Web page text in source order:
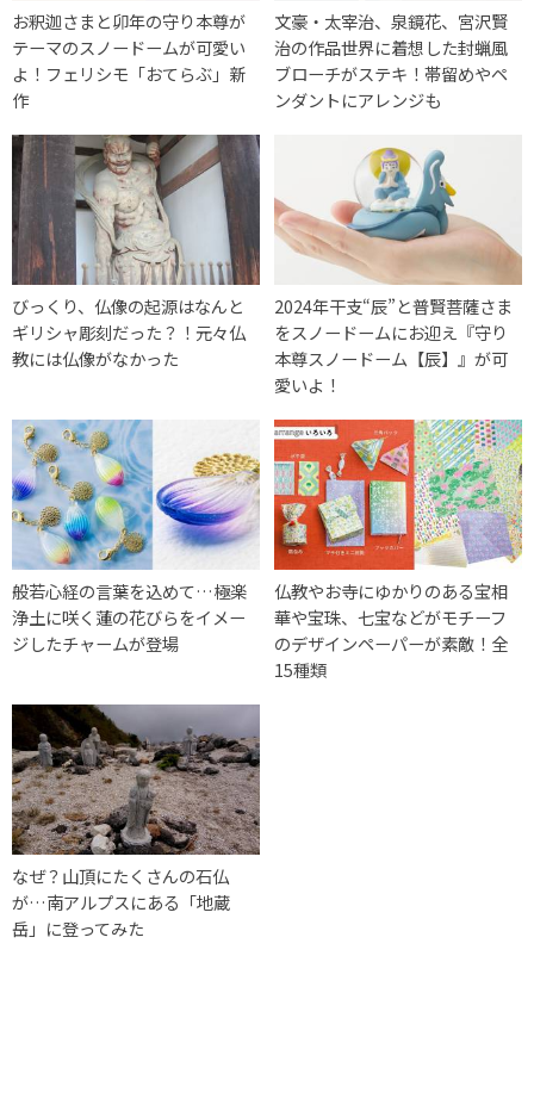
お釈迦さまと卯年の守り本尊が
テーマのスノードームが可愛い
よ！フェリシモ「おてらぶ」新
作
文豪・太宰治、泉鏡花、宮沢賢
治の作品世界に着想した封蝋風
ブローチがステキ！帯留めやペ
ンダントにアレンジも
びっくり、仏像の起源はなんと
ギリシャ彫刻だった？！元々仏
教には仏像がなかった
2024年干支“辰”と普賢菩薩さま
をスノードームにお迎え『守り
本尊スノードーム【辰】』が可
愛いよ！
般若心経の言葉を込めて…極楽
浄土に咲く蓮の花びらをイメー
ジしたチャームが登場
仏教やお寺にゆかりのある宝相
華や宝珠、七宝などがモチーフ
のデザインペーパーが素敵！全
15種類
なぜ？山頂にたくさんの石仏
が…南アルプスにある「地蔵
岳」に登ってみた